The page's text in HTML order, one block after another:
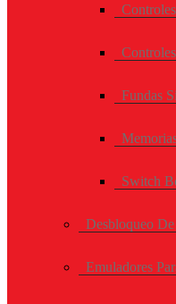
Fundas
Switch
Desbloqueo
Emuladores